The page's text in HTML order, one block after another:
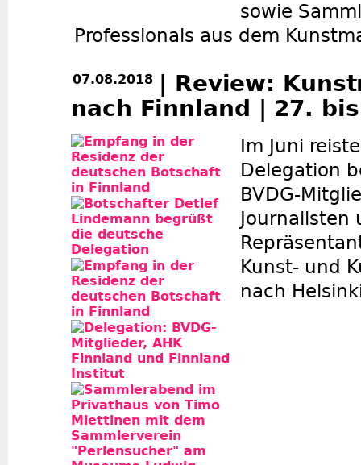
sowie
Professionals aus dem
07.08.2018 | Review:
nach Finnland | 27.
Im Juni
Delegation
BVDG-
Journalisten
Kunst- und
nach